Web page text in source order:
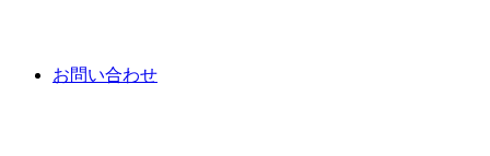
お問い合わせ